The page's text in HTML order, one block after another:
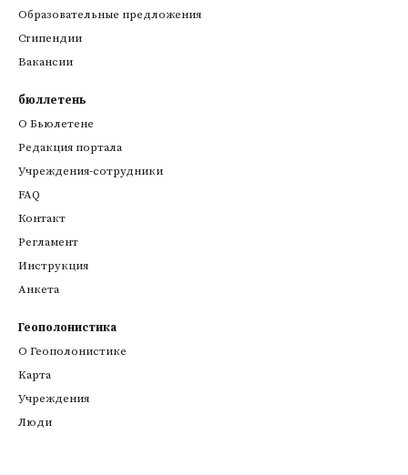
Образовательные предложения
Стипендии
Вакансии
бюллетень
О Бьюлетене
Редакция портала
Учреждения-сотрудники
FAQ
Контакт
Регламент
Инструкция
Анкета
Геополонистика
О Геополонистике
Kарта
Учреждения
Люди